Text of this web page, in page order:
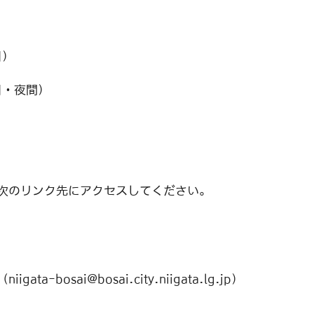
夜間）
リンク先にアクセスしてください。
（niigata-bosai@bosai.city.niigata.lg.jp）